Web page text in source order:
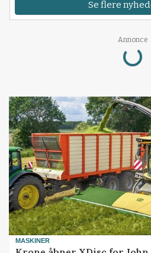
Se flere
Annonce
Loading...
MASKINER